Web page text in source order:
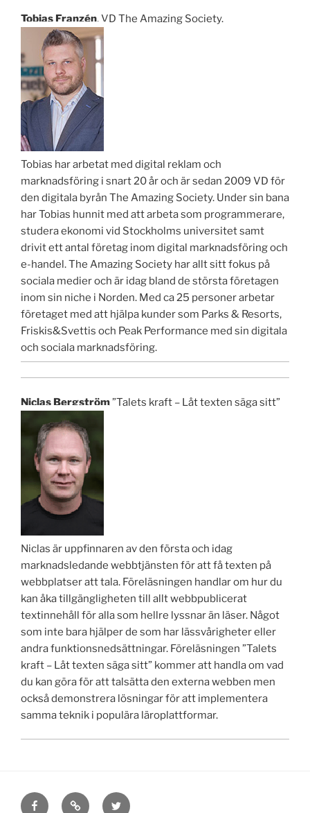
Tobias Franzén, VD The Amazing Society.
Tobias har arbetat med digital reklam och
marknadsföring i snart 20 år och är sedan 2009 VD för
den digitala byrån The Amazing Society. Under sin bana
har Tobias hunnit med att arbeta som programmerare,
studera ekonomi vid Stockholms universitet samt
drivit ett antal företag inom digital marknadsföring och
e-handel. The Amazing Society har allt sitt fokus på
sociala medier och är idag bland de största företagen
inom sin niche i Norden. Med ca 25 personer arbetar
företaget med att hjälpa kunder som Parks & Resorts,
Friskis&Svettis och Peak Performance med sin digitala
och sociala marknadsföring.
Niclas Bergström”Talets kraft – Låt texten säga sitt”
Niclas är uppfinnaren av den första och idag
marknadsledande webbtjänsten för att få texten på
webbplatser att tala. Föreläsningen handlar om hur du
kan åka tillgängligheten till allt webbpublicerat
textinnehåll för alla som hellre lyssnar än läser. Något
som inte bara hjälper de som har lässvårigheter eller
andra funktionsnedsättningar. Föreläsningen ”Talets
kraft – Låt texten säga sitt” kommer att handla om vad
du kan göra för att talsätta den externa webben men
också demonstrera lösningar för att implementera
samma teknik i populära läroplattformar.
Facebook
E-
Twitter